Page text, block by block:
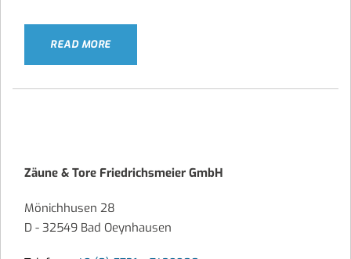
READ MORE
Zäune & Tore Friedrichsmeier GmbH
Mönichhusen 28
D - 32549 Bad Oeynhausen